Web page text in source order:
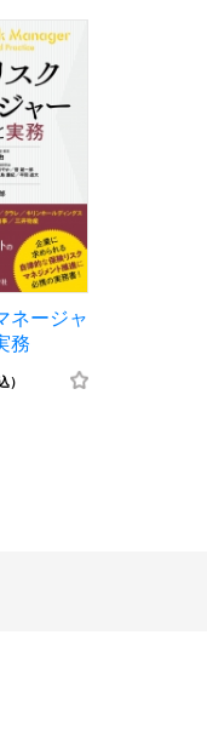
ネージャ
務
）